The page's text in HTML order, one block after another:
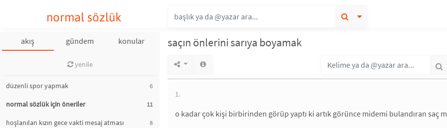
normal sözlük
akış gündem konular
yenile
düzenli spor yapmak 6
normal sözlük için öneriler 11
hoşlanılan kızın gece vakti mesaj atması 8
saçın önlerini sarıya boyamak
1.
o kadar çok kişi birbirinden görüp yaptı ki artık görünce midemi bulandıran saç